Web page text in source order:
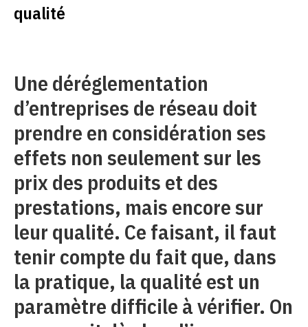
qualité
Une déréglementation
d’entreprises de réseau doit
prendre en considération ses
effets non seulement sur les
prix des produits et des
prestations, mais encore sur
leur qualité. Ce faisant, il faut
tenir compte du fait que, dans
la pratique, la qualité est un
paramètre difficile à vérifier. On